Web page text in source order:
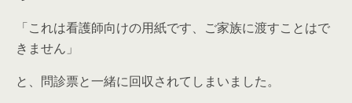
「これは看護師向けの用紙です、ご家族に渡すことはで
きません」
と、問診票と一緒に回収されてしまいました。